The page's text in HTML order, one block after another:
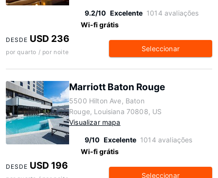
9.2/10 Excelente 1014 avaliações
Wi-fi grátis
DESDE USD 236
por quarto / por noite Seleccionar
Marriott Baton Rouge
5500 Hilton Ave, Baton
Rouge, Louisiana 70808, US
Visualizar mapa
9/10 Excelente 1014 avaliações
Wi-fi grátis
DESDE USD 196
Seleccionar